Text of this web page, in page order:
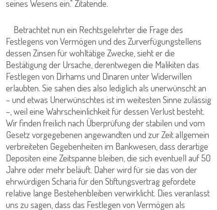
seines Wesens ein." Zitatende.
Betrachtet nun ein Rechtsgelehrter die Frage des
Festlegens von Vermögen und des Zurverfügungstellens
dessen Zinsen für wohltätige Zwecke, sieht er die
Bestätigung der Ursache, derentwegen die Malikiten das
Festlegen von Dirhams und Dinaren unter Widerwillen
erlaubten. Sie sahen dies also lediglich als unerwünscht an
– und etwas Unerwünschtes ist im weitesten Sinne zulässig
–, weil eine Wahrscheinlichkeit für dessen Verlust besteht.
Wir finden freilich nach Überprüfung der stabilen und vom
Gesetz vorgegebenen angewandten und zur Zeit allgemein
verbreiteten Gegebenheiten im Bankwesen, dass derartige
Depositen eine Zeitspanne bleiben, die sich eventuell auf 50
Jahre oder mehr beläuft. Daher wird für sie das von der
ehrwürdigen Scharia für den Stiftungsvertrag gefordete
relative lange Bestehenbleiben verwirklicht. Dies veranlasst
uns zu sagen, dass das Festlegen von Vermögen als